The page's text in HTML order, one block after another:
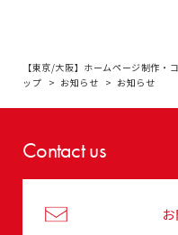
【東京/大阪】ホームページ制作・
ップ
お知らせ お知らせ
Contact us